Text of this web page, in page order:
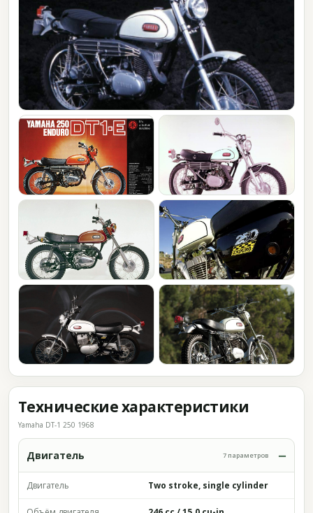
Технические характеристики
Yamaha DT-1 250 1968
Двигатель 7 параметров
Двигатель Two stroke, single cylinder